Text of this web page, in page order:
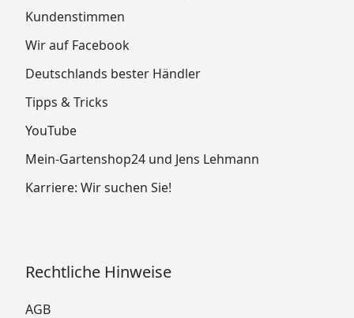
Kundenstimmen
Wir auf Facebook
Deutschlands bester Händler
Tipps & Tricks
YouTube
Mein-Gartenshop24 und Jens Lehmann
Karriere: Wir suchen Sie!
Rechtliche Hinweise
AGB